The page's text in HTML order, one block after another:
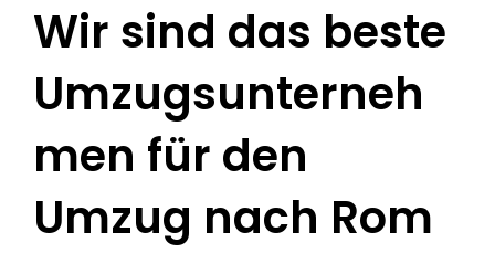
Wir sind das beste
Umzugsunterneh
men für den
Umzug nach Rom